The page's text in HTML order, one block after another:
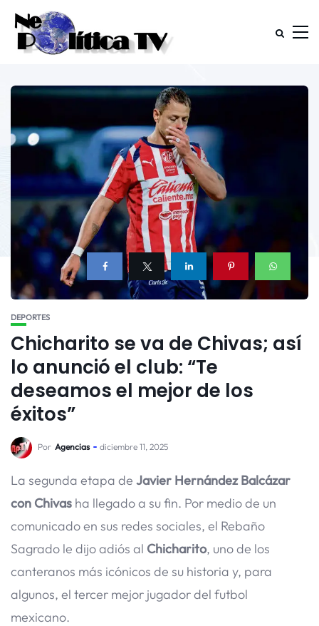
DEPORTES
Chicharito se va de Chivas; así
lo anunció el club: “Te
deseamos el mejor de los
éxitos”
Por Agencias diciembre 11, 2025
La segunda etapa de Javier Hernández Balcázar
con Chivas ha llegado a su fin. Por medio de un
comunicado en sus redes sociales, el Rebaño
Sagrado le dijo adiós al Chicharito, uno de los
canteranos más icónicos de su historia y, para
algunos, el tercer mejor jugador del futbol
mexicano.